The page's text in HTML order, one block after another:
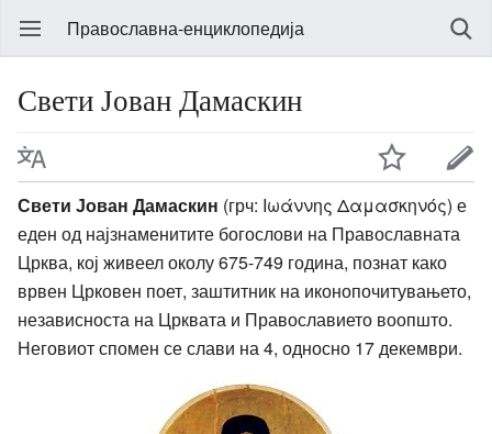
Православна-енциклопедија
Свети Јован Дамаскин
Свети Јован Дамаскин (грч: Ιωάννης Δαμασκηνός) е
еден од најзнаменитите богослови на Православната
Црква, кој живеел околу 675-749 година, познат како
врвен Црковен поет, заштитник на иконопочитувањето,
независноста на Црквата и Православието воопшто.
Неговиот спомен се слави на 4, односно 17 декември.